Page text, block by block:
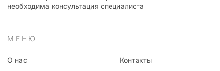
необходима консультация специалиста
МЕНЮ
О нас Контакты